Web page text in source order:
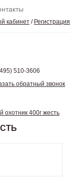
кабинет / Регистрация
510-3606
обратный звонок
охотник 400г жесть